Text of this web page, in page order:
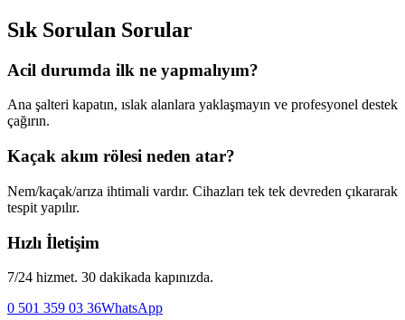
Sık Sorulan Sorular
Acil durumda ilk ne yapmalıyım?
Ana şalteri kapatın, ıslak alanlara yaklaşmayın ve profesyonel destek
çağırın.
Kaçak akım rölesi neden atar?
Nem/kaçak/arıza ihtimali vardır. Cihazları tek tek devreden çıkararak
tespit yapılır.
Hızlı İletişim
7/24 hizmet. 30 dakikada kapınızda.
0 501 359 03 36WhatsApp